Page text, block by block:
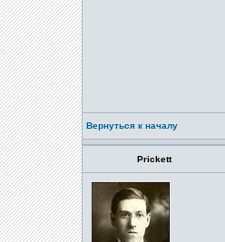
Вернуться к началу
Prickett